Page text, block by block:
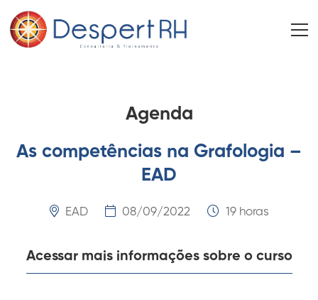
Agenda
As competências na Grafologia –
EAD
EAD 08/09/2022 19 horas
Acessar mais informações sobre o curso